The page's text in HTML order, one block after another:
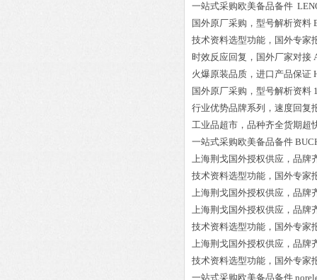
一站式采购欧美备品备件
国外原厂采购，型号解析资料
技术资料选型功能，国外专家
时效反应回复，国外厂家对接
火爆原装品质，进口产品保证
国外原厂采购，型号解析资料
行业优势品牌系列，速度回复
工业品超市，品种齐全货期超
一站式采购欧美备品备件
上海荆戈国外授权供应，品牌
技术资料选型功能，国外专家
上海荆戈国外授权供应，品牌
上海荆戈国外授权供应，品牌
技术资料选型功能，国外专家
上海荆戈国外授权供应，品牌
技术资料选型功能，国外专家
一站式采购欧美备品备件